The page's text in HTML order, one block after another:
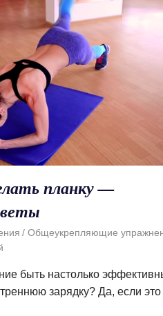
планку —
Общеукрепляющие
быть настолько
зарядку? Да, если это